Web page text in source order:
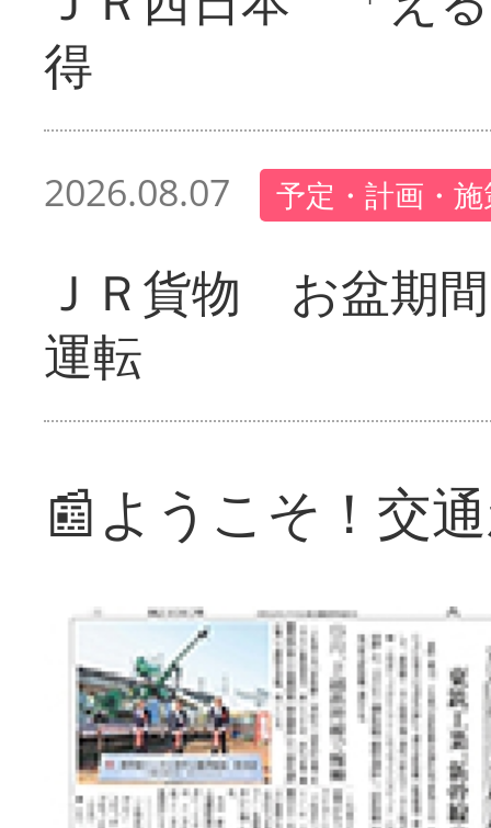
得
2026.08.07 予定・計画・
ＪＲ貨物 お盆期
運転
📰ようこそ！交